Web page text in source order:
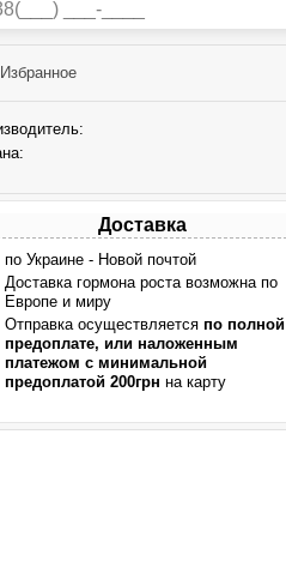
Избранное
Доставка
по Украине - Новой почтой
Доставка гормона роста возможна по
Европе и миру
Отправка осуществляется по полной
предоплате, или наложенным
платежом с минимальной
предоплатой 200грн на карту